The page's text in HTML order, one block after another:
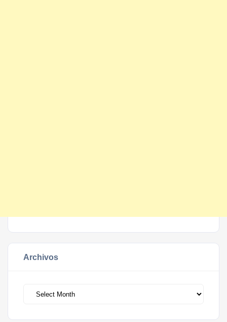
Archivos